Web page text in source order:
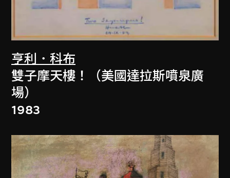
亨利．科布
雙子摩天樓！（美國達拉斯噴泉廣
場）
1983